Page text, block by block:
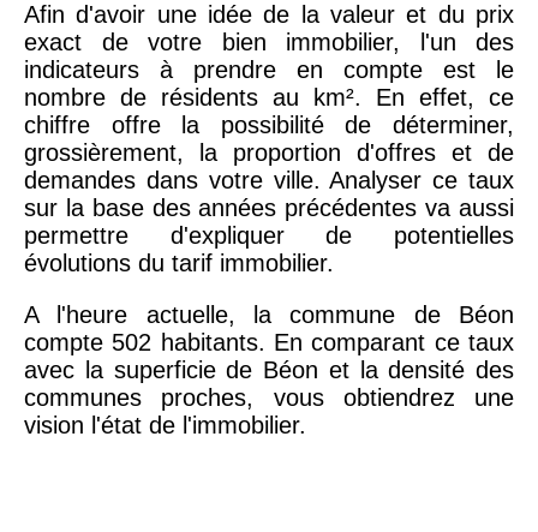
Afin d'avoir une idée de la valeur et du prix
exact de votre bien immobilier, l'un des
indicateurs à prendre en compte est le
nombre de résidents au km². En effet, ce
chiffre offre la possibilité de déterminer,
grossièrement, la proportion d'offres et de
demandes dans votre ville. Analyser ce taux
sur la base des années précédentes va aussi
permettre d'expliquer de potentielles
évolutions du tarif immobilier.
A l'heure actuelle, la commune de Béon
compte 502 habitants. En comparant ce taux
avec la superficie de Béon et la densité des
communes proches, vous obtiendrez une
vision l'état de l'immobilier.